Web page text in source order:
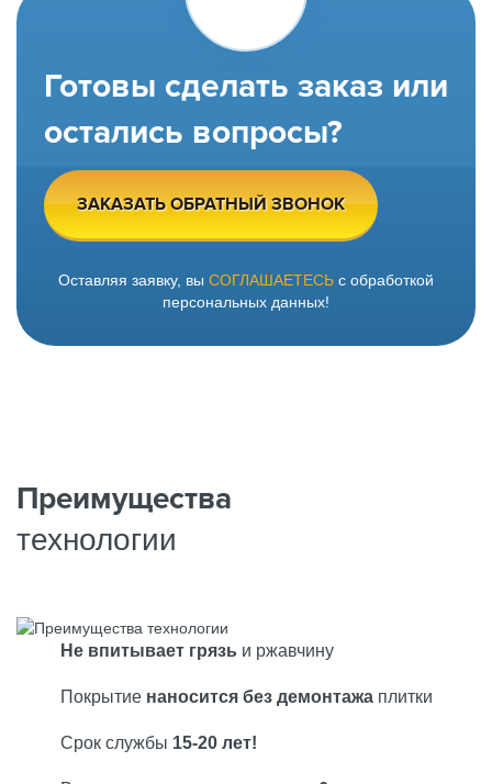
Готовы сделать заказ или
остались вопросы?
ЗАКАЗАТЬ ОБРАТНЫЙ ЗВОНОК
Оставляя заявку, вы СОГЛАШАЕТЕСЬ с обработкой
персональных данных!
Преимущества
технологии
Не впитывает грязь и ржавчину
Покрытие наносится без демонтажа плитки
Срок службы 15-20 лет!